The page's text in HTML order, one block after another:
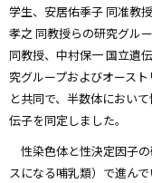
学生、安居佑季子 同准教
孝之 同教授らの研究グル
同教授、中村保一 国立遺
究グループおよびオース
と共同で、半数体におい
伝子を同定しました。
性染色体と性決定因子の
スになる哺乳類）で進ん